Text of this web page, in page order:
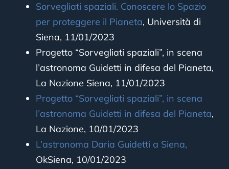
Sorvegliati spaziali. Conoscere lo Spazio
per proteggere il Pianeta, Università di
Siena, 11/01/2023
Progetto “Sorvegliati spaziali”, in scena
l’astronoma Guidetti in difesa del Pianeta,
La Nazione Siena, 11/01/2023
Progetto “Sorvegliati spaziali”, in scena
l’astronoma Guidetti in difesa del Pianeta,
La Nazione, 10/01/2023
L’astronoma Daria Guidetti a Siena,
OkSiena, 10/01/2023